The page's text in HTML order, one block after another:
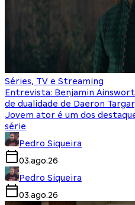
Séries, TV e Streaming
Entrevista: Benjamin
de dualidade de Daeron
Jovem ator é um dos
série
Pedro Siqueira
03.ago.26
Pedro Siqueira
03.ago.26